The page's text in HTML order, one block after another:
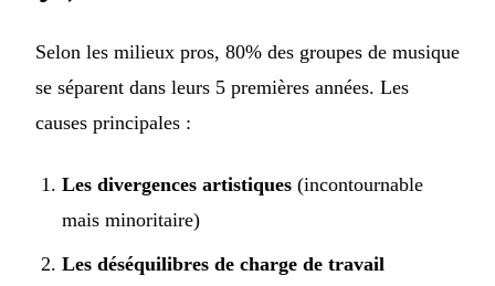
Selon les milieux pros, 80% des groupes de musique
se séparent dans leurs 5 premières années. Les
causes principales :
Les divergences artistiques (incontournable
mais minoritaire)
Les déséquilibres de charge de travail